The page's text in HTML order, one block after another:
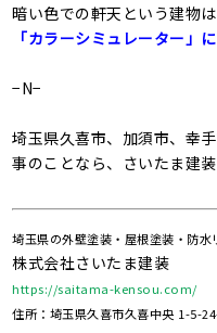
暗い色での軒天という建物
「カラーシミュレーター」
−N−
埼玉県久喜市、加須市、幸
事のことなら、さいたま建
埼玉県の外壁塗装・屋根塗装・防水
株式会社さいたま建装
https://saitama-kensou.com/
住所：埼玉県久喜市久喜中央 1-5-